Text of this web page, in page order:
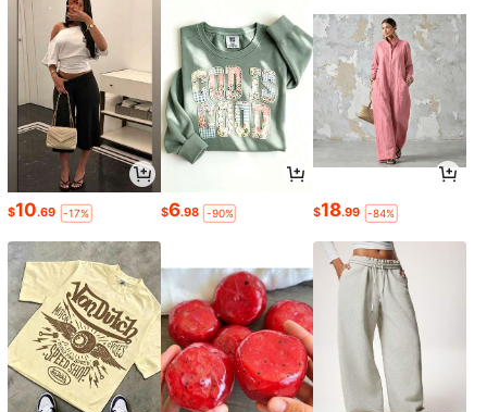
$10.69 -17% $6.98 -90% $18.99 -84%